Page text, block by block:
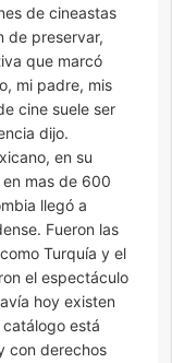
de cineastas
de preservar,
que marcó
mi padre, mis
cine suele ser
dijo.
en su
mas de 600
llegó a
Fueron las
Turquía y el
el espectáculo
hoy existen
catálogo está
con derechos